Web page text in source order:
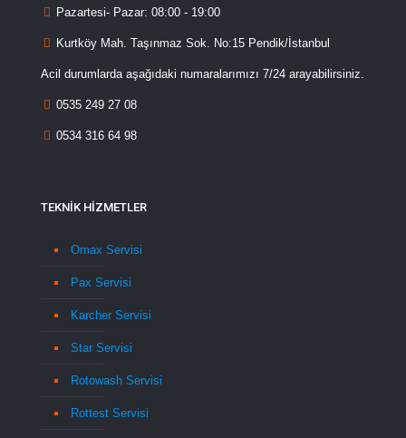
Pazartesi- Pazar: 08:00 - 19:00
Kurtköy Mah. Taşınmaz Sok. No:15 Pendik/İstanbul
Acil durumlarda aşağıdaki numaralarımızı 7/24 arayabilirsiniz.
0535 249 27 08
0534 316 64 98
TEKNİK HİZMETLER
Omax Servisi
Pax Servisi
Karcher Servisi
Star Servisi
Rotowash Servisi
Rottest Servisi